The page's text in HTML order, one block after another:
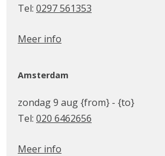
Tel: 0297 561353
Meer info
Amsterdam
zondag 9 aug {from} - {to}
Tel: 020 6462656
Meer info